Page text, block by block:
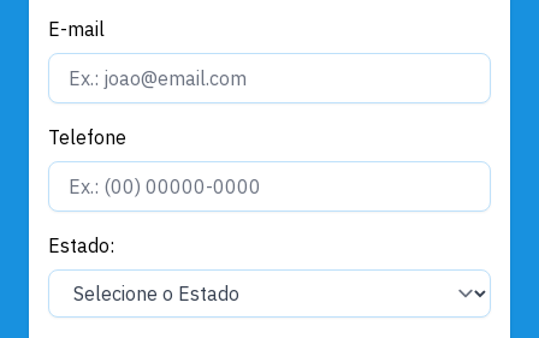
E-mail
Telefone
Estado: